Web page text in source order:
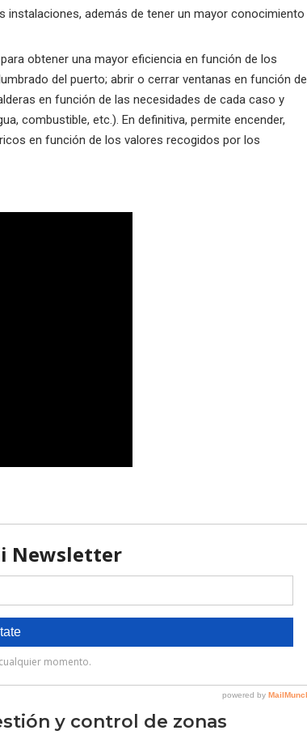
además de tener un mayor conocimiento
obtener una mayor eficiencia en función de los
del puerto; abrir o cerrar ventanas en función de
en función de las necesidades de cada caso y
combustible, etc.). En definitiva, permite encender,
en función de los valores recogidos por los
y control de zonas